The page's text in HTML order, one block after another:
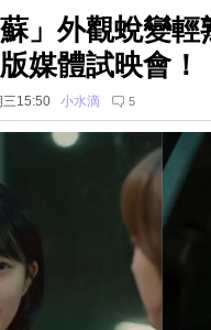
」外觀蛻變
媒體試映會！
15:50 小水滴 5